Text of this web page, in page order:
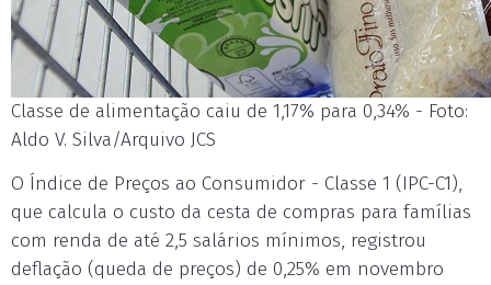
Classe de alimentação caiu de 1,17% para 0,34% - Foto:
Aldo V. Silva/Arquivo JCS
O Índice de Preços ao Consumidor - Classe 1 (IPC-C1),
que calcula o custo da cesta de compras para famílias
com renda de até 2,5 salários mínimos, registrou
deflação (queda de preços) de 0,25% em novembro